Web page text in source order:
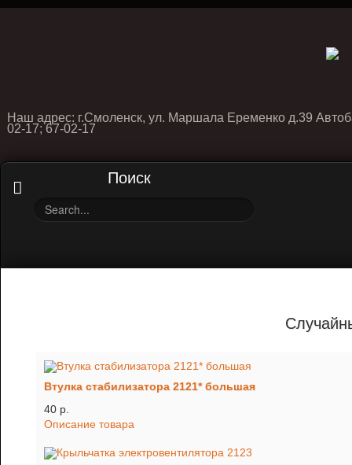
Наш адрес: г.Смоленск, ул. Маршала Еременко д.39
02-17; 67-02-17
Поиск
Втулка стабилизатора 2121* большая
40 p.
Описание товара